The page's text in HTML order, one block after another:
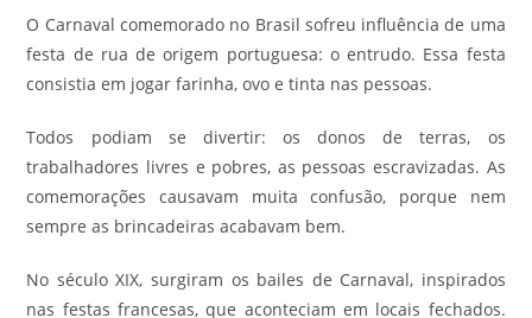
O Carnaval comemorado no Brasil sofreu influência de uma
festa de rua de origem portuguesa: o entrudo. Essa festa
consistia em jogar farinha, ovo e tinta nas pessoas.
Todos podiam se divertir: os donos de terras, os
trabalhadores livres e pobres, as pessoas escravizadas. As
comemorações causavam muita confusão, porque nem
sempre as brincadeiras acabavam bem.
No século XIX, surgiram os bailes de Carnaval, inspirados
nas festas francesas, que aconteciam em locais fechados.